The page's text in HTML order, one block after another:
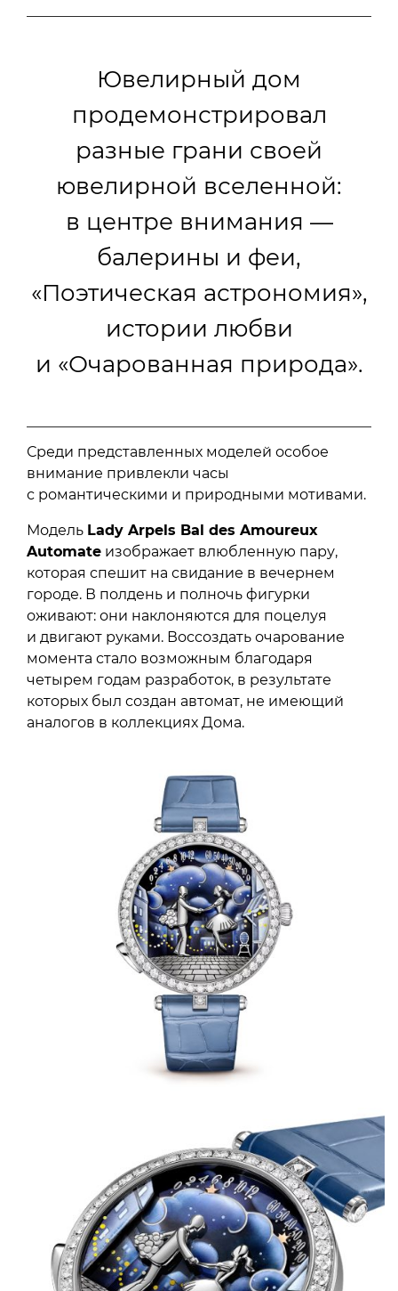
Ювелирный дом
продемонстрировал
разные грани своей
ювелирной вселенной:
в центре внимания —
балерины и феи,
«Поэтическая астрономия»,
истории любви
и «Очарованная природа».
Среди представленных моделей особое
внимание привлекли часы
с романтическими и природными мотивами.
Модель Lady Arpels Bal des Amoureux
Automate изображает влюбленную пару,
которая спешит на свидание в вечернем
городе. В полдень и полночь фигурки
оживают: они наклоняются для поцелуя
и двигают руками. Воссоздать очарование
момента стало возможным благодаря
четырем годам разработок, в результате
которых был создан автомат, не имеющий
аналогов в коллекциях Дома.